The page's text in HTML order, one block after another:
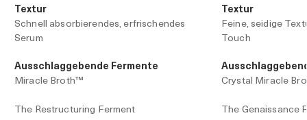
Textur
Schnell absorbierendes, erfrischendes
Serum
Ausschlaggebende Fermente
Miracle Broth™
The Restructuring Ferment
Textur
Feine, seidige
Touch
Crystal Miracle
The Genaissance